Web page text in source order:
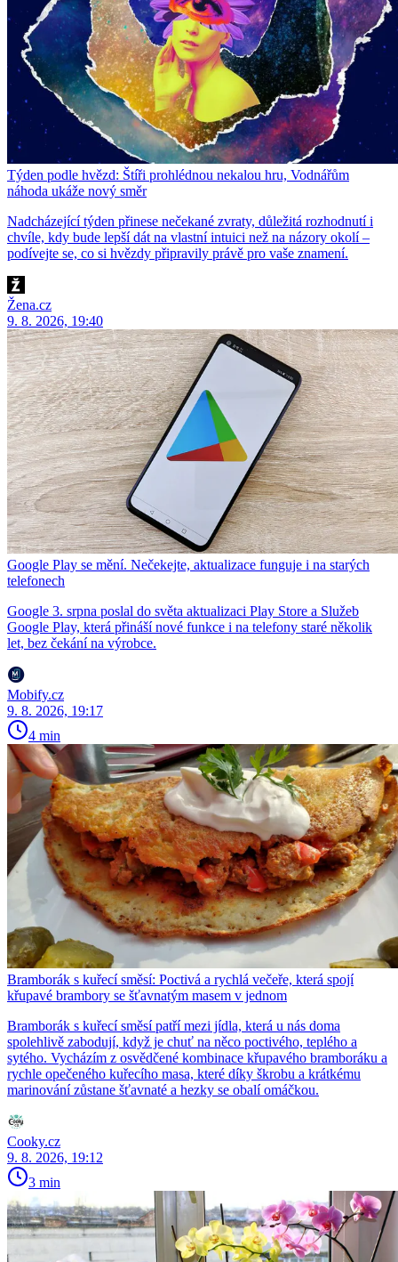
Týden podle hvězd: Štíři prohlédnou nekalou hru, Vodnářům
náhoda ukáže nový směr
Nadcházející týden přinese nečekané zvraty, důležitá rozhodnutí i
chvíle, kdy bude lepší dát na vlastní intuici než na názory okolí –
podívejte se, co si hvězdy připravily právě pro vaše znamení.
Žena.cz
9. 8. 2026, 19:40
Google Play se mění. Nečekejte, aktualizace funguje i na starých
telefonech
Google 3. srpna poslal do světa aktualizaci Play Store a Služeb
Google Play, která přináší nové funkce i na telefony staré několik
let, bez čekání na výrobce.
Mobify.cz
9. 8. 2026, 19:17
4 min
Bramborák s kuřecí směsí: Poctivá a rychlá večeře, která spojí
křupavé brambory se šťavnatým masem v jednom
Bramborák s kuřecí směsí patří mezi jídla, která u nás doma
spolehlivě zabodují, když je chuť na něco poctivého, teplého a
sytého. Vycházím z osvědčené kombinace křupavého bramboráku a
rychle opečeného kuřecího masa, které díky škrobu a krátkému
marinování zůstane šťavnaté a hezky se obalí omáčkou.
Cooky.cz
9. 8. 2026, 19:12
3 min